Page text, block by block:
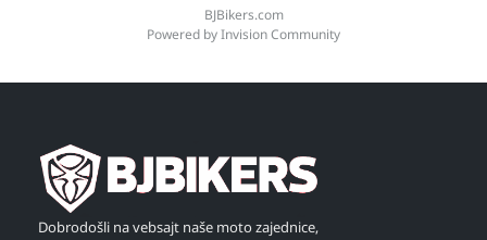
BJBikers.com
Powered by Invision Community
Dobrodošli na vebsajt naše moto zajednice,